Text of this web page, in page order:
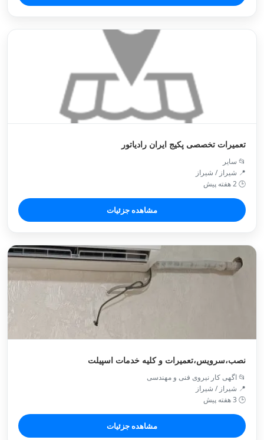
تعمیرات تخصصی پکیج ایران رادیاتور
📂 سایر
📍 شیراز / شیراز
🕒 2 هفته پیش
مشاهده جزئیات
نصب،سرویس،تعمیرات و کلیه خدمات اسپیلت
📂 اگهی کار نیروی فنی و مهندسی
📍 شیراز / شیراز
🕒 3 هفته پیش
مشاهده جزئیات